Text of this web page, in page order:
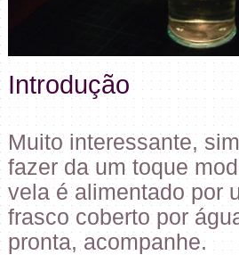
Introdução
Muito interessante,
fazer da um toque
vela é alimentado por
frasco coberto por
pronta, acompanhe.